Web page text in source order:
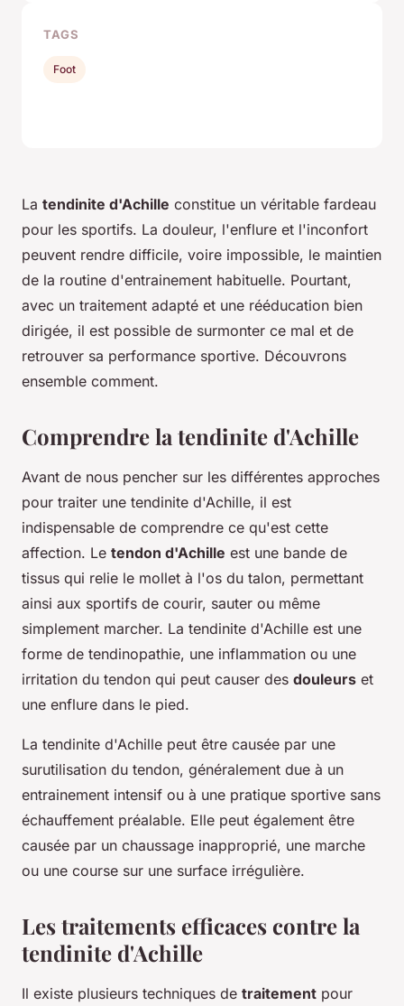
La tendinite d'Achille constitue un véritable fardeau
pour les sportifs. La douleur, l'enflure et l'inconfort
peuvent rendre difficile, voire impossible, le maintien
de la routine d'entrainement habituelle. Pourtant,
avec un traitement adapté et une rééducation bien
dirigée, il est possible de surmonter ce mal et de
retrouver sa performance sportive. Découvrons
ensemble comment.
Comprendre la tendinite d'Achille
Avant de nous pencher sur les différentes approches
pour traiter une tendinite d'Achille, il est
indispensable de comprendre ce qu'est cette
affection. Le tendon d'Achille est une bande de
tissus qui relie le mollet à l'os du talon, permettant
ainsi aux sportifs de courir, sauter ou même
simplement marcher. La tendinite d'Achille est une
forme de tendinopathie, une inflammation ou une
irritation du tendon qui peut causer des douleurs et
une enflure dans le pied.
La tendinite d'Achille peut être causée par une
surutilisation du tendon, généralement due à un
entrainement intensif ou à une pratique sportive sans
échauffement préalable. Elle peut également être
causée par un chaussage inapproprié, une marche
ou une course sur une surface irrégulière.
Les traitements efficaces contre la
tendinite d'Achille
Il existe plusieurs techniques de traitement pour
TAGS
Foot